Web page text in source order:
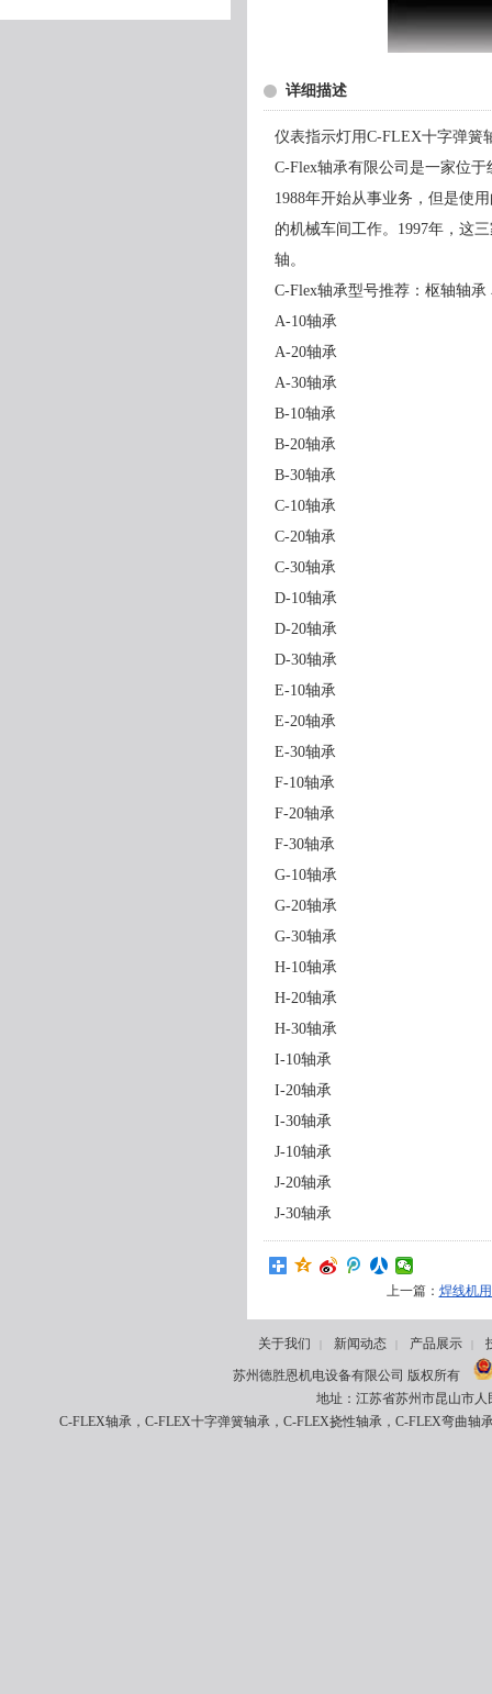
详细描述
仪表指示灯用C-FLEX十字弹簧
C-Flex轴承有限公司是一家位
1988年开始从事业务，但是使
的机械车间工作。1997年，这
轴。
C-Flex轴承型号推荐：枢轴轴承
A-10轴承
A-20轴承
A-30轴承
B-10轴承
B-20轴承
B-30轴承
C-10轴承
C-20轴承
C-30轴承
D-10轴承
D-20轴承
D-30轴承
E-10轴承
E-20轴承
E-30轴承
F-10轴承
F-20轴承
F-30轴承
G-10轴承
G-20轴承
G-30轴承
H-10轴承
H-20轴承
H-30轴承
I-10轴承
I-20轴承
I-30轴承
J-10轴承
J-20轴承
J-30轴承
上一篇： 焊线机
关于我们 新闻动态 产品展示
苏州德胜恩机电设备有限公司 版权所有
地址：江苏省苏州市昆山市人
C-FLEX轴承，C-FLEX十字弹簧轴承，C-FLEX挠性轴承，C-FLEX弯曲